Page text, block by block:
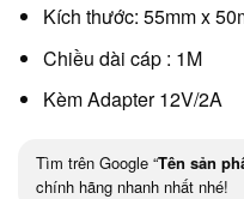
Kích thước: 55mm x
Chiều dài cáp : 1M
Kèm Adapter 12V/2A
Tìm trên Google “Tên sản
chính hãng nhanh nhất nhé!